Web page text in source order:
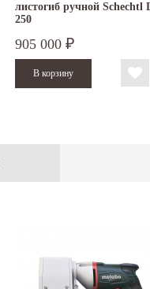
листогиб ручной Schechtl
250
905 000 ₽